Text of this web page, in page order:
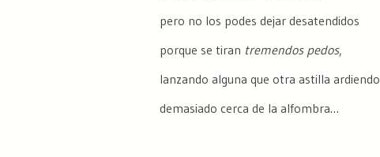
pero no los podes dejar desatendidos
porque se tiran tremendos pedos,
lanzando alguna que otra astilla ardiendo
demasiado cerca de la alfombra…